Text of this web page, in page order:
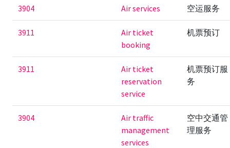
3904 Air services 空运服务
3911
Air ticket
booking
机票预订
3911
Air ticket
reservation
service
机票预订服
务
3904
Air traffic
management
services
空中交通管
理服务